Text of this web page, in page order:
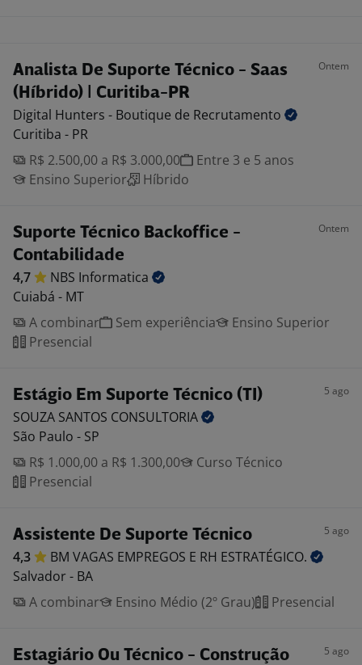
Analista De Suporte Técnico - Saas
(Híbrido) | Curitiba-PR
Ontem
Digital Hunters - Boutique de Recrutamento
Curitiba - PR
R$ 2.500,00 a R$ 3.000,00
Entre 3 e 5 anos
Ensino Superior
Híbrido
Suporte Técnico Backoffice -
Contabilidade
Ontem
4,7 NBS Informatica
Cuiabá - MT
A combinar
Sem experiência
Ensino Superior
Presencial
Estágio Em Suporte Técnico (TI) 5 ago
SOUZA SANTOS CONSULTORIA
São Paulo - SP
R$ 1.000,00 a R$ 1.300,00
Curso Técnico
Presencial
Assistente De Suporte Técnico 5 ago
4,3 BM VAGAS EMPREGOS E RH ESTRATÉGICO.
Salvador - BA
A combinar
Ensino Médio (2º Grau) Presencial
Estagiário Ou Técnico - Construção
5 ago